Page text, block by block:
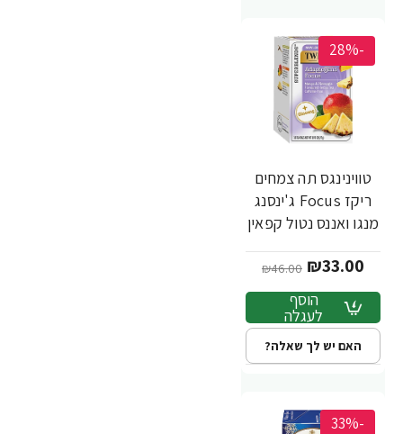
-28%
טווינינגס תה צמחים
ריקז Focus ג'ינסנג
מנגו ואננס נטול קפאין
Twinings
₪33.00
₪46.00
הוסף
לעגלה
האם יש לך שאלה?
-33%